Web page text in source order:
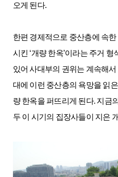
오게 된다.
한편 경제적으로 중산층에 속
시킨 ‘개량 한옥’이라는 주거
있어 사대부의 권위는 계속해
대에 이런 중산층의 욕망을 읽
량 한옥을 퍼뜨리게 된다. 지금
두 이 시기의 집장사들이 지은